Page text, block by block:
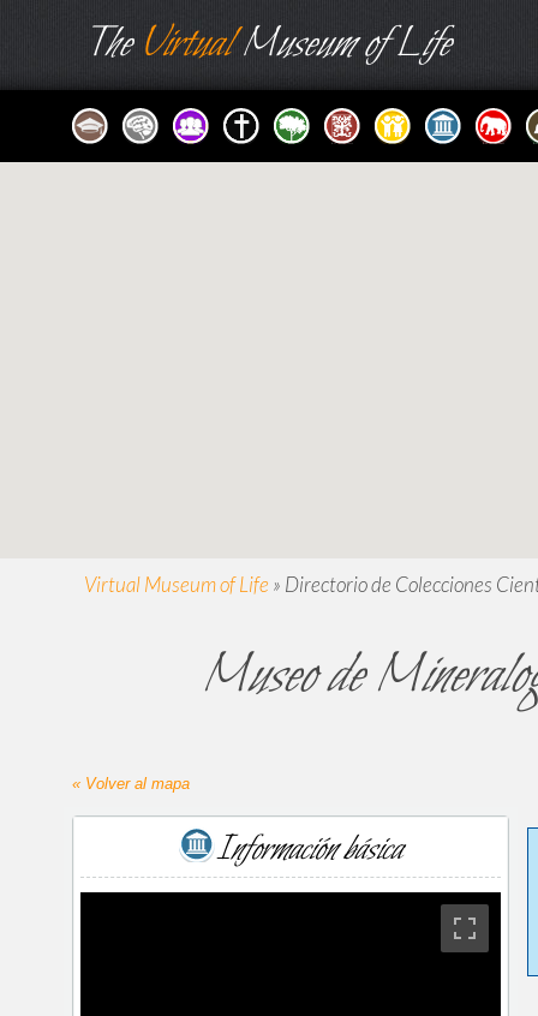
TheVirtualMuseum of Life
Virtual Museum of Life » Directorio de Colecciones
Museo de
« Volver al mapa
Información básica